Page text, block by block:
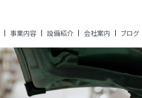
事業内容 設備紹介 会社案内 ブログ